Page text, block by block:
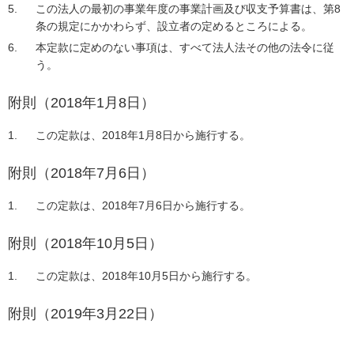
この法人の最初の事業年度の事業計画及び収支予算書は、第8
条の規定にかかわらず、設立者の定めるところによる。
本定款に定めのない事項は、すべて法人法その他の法令に従
う。
附則（2018年1月8日）
この定款は、2018年1月8日から施行する。
附則（2018年7月6日）
この定款は、2018年7月6日から施行する。
附則（2018年10月5日）
この定款は、2018年10月5日から施行する。
附則（2019年3月22日）